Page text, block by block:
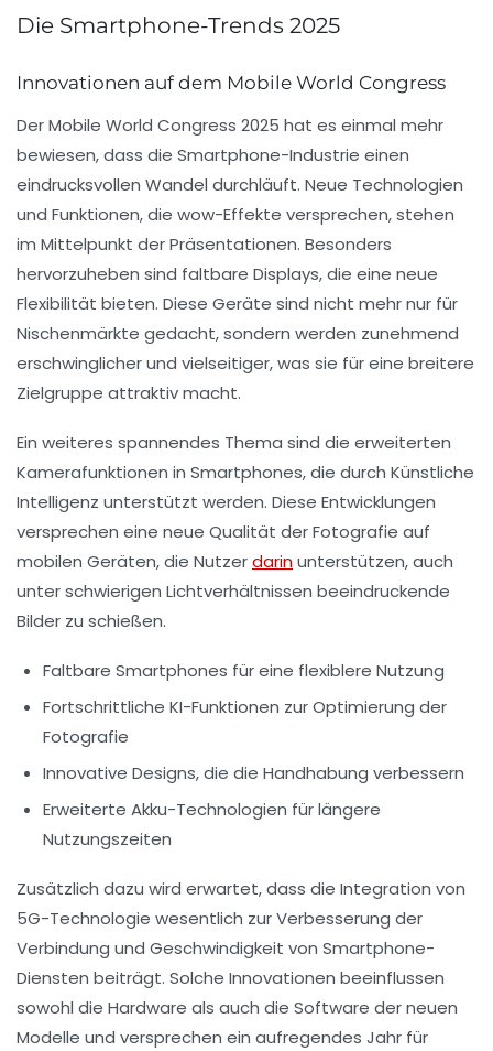
Die Smartphone-Trends 2025
Innovationen auf dem Mobile World Congress
DerMobile World Congress 2025 hat es einmal mehr
bewiesen, dass die Smartphone-Industrie einen
eindrucksvollen Wandel durchläuft. Neue Technologien
und Funktionen, die wow-Effekte versprechen, stehen
im Mittelpunkt der Präsentationen. Besonders
hervorzuheben sind faltbare Displays, die eine neue
Flexibilität bieten. Diese Geräte sind nicht mehr nur für
Nischenmärkte gedacht, sondern werden zunehmend
erschwinglicher und vielseitiger, was sie für eine breitere
Zielgruppe attraktiv macht.
Ein weiteres spannendes Thema sind die erweiterten
Kamerafunktionen in Smartphones, die durch Künstliche
Intelligenz unterstützt werden. Diese Entwicklungen
versprechen eine neue Qualität der Fotografie auf
mobilen Geräten, die Nutzerdarinunterstützen, auch
unter schwierigen Lichtverhältnissen beeindruckende
Bilder zu schießen.
Faltbare Smartphones für eine flexiblere Nutzung
Fortschrittliche KI-Funktionen zur Optimierung der
Fotografie
Innovative Designs, die die Handhabung verbessern
Erweiterte Akku-Technologien für längere
Nutzungszeiten
Zusätzlich dazu wird erwartet, dass die Integration von
5G-Technologie wesentlich zur Verbesserung der
Verbindung und Geschwindigkeit von Smartphone-
Diensten beiträgt. Solche Innovationen beeinflussen
sowohl die Hardware als auch die Software der neuen
Modelle und versprechen ein aufregendes Jahr für